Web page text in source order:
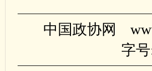
中国政协网
字